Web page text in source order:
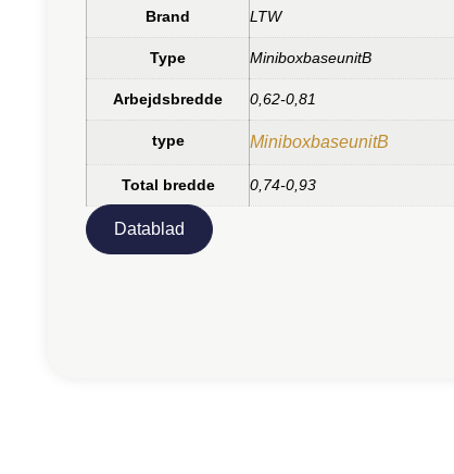
Brand LTW
Type MiniboxbaseunitB
Arbejdsbredde 0,62-0,81
type MiniboxbaseunitB
Total bredde 0,74-0,93
Datablad